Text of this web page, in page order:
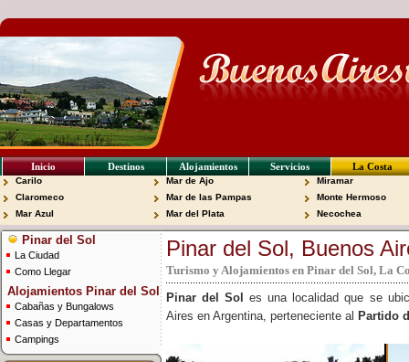
Inicio Destinos Alojamientos Servicios La Costa
Carilo
Claromeco
Mar Azul
Mar de Ajo
Mar de las Pampas
Mar del Plata
Miramar
Monte Hermoso
Necochea
Pinar del Sol
La Ciudad
Como Llegar
Alojamientos Pinar del Sol
Cabañas y Bungalows
Casas y Departamentos
Campings
Pinar del Sol, Buenos
Turismo y Alojamientos en Pinar del Sol, La
Pinar del Sol
es una localidad que se
Aires en Argentina, perteneciente al Partido